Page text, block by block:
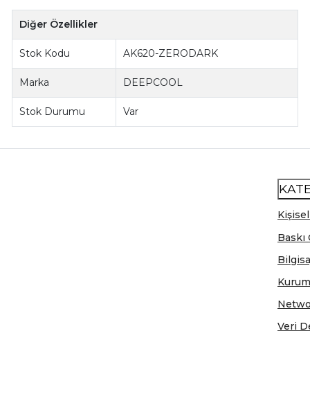
Diğer Özellikler
Stok Kodu AK620-ZERODARK
Marka DEEPCOOL
Stok Durumu Var
Veri